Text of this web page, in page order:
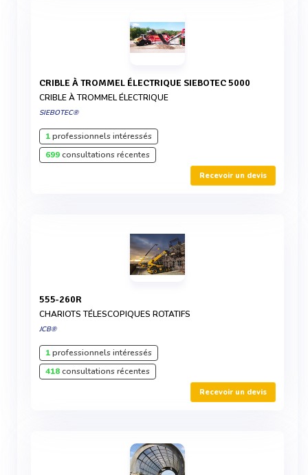
CRIBLE À TROMMEL ÉLECTRIQUE SIEBOTEC 5000
CRIBLE À TROMMEL ÉLECTRIQUE
SIEBOTEC®
1professionnels intéressés
699consultations récentes
Recevoir un devis
555-260R
CHARIOTS TÉLESCOPIQUES ROTATIFS
JCB®
1professionnels intéressés
418consultations récentes
Recevoir un devis